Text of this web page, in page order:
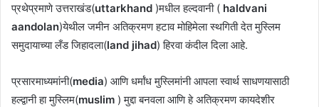
प्रथेप्रमाणे उत्तराखंड(uttarkhand )मधील हल्दवानी ( haldvani
aandolan)येथील जमीन अतिक्रमण हटाव मोहिमेला स्थगिती देत मुस्लिम
समुदायाच्या लँड जिहादला(land jihad) हिरवा कंदील दिला आहे.
प्रसारमाध्यमांनी(media) आणि धर्मांध मुस्लिमांनी आपला स्वार्थ साधणयासाठी
हल्द्वानी हा मुस्लिम(muslim ) मुद्दा बनवला आणि हे अतिक्रमण कायदेशीर